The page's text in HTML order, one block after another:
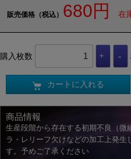
販売価格（税込） 680円 在
購入枚数
カートに入れる
商品情報
生産段階から存在する初期不良（微
ラ・レリーフ欠けなどの加工上発生
す。予めご了承ください